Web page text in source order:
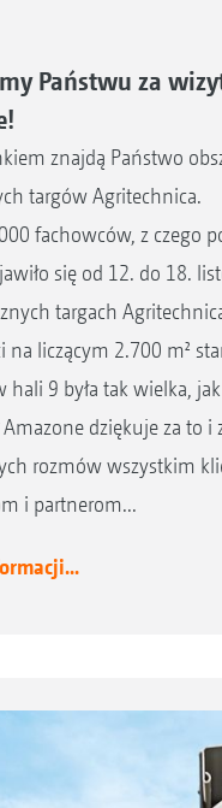
Państwu za
znajdą Państwo
targów Agritechnica.
fachowców, z czego
się od 12. do 18.
targach
na liczącym 2.700 m²
hali 9 była tak wielka,
Amazone dziękuje za to
rozmów wszystkim
i partnerom...